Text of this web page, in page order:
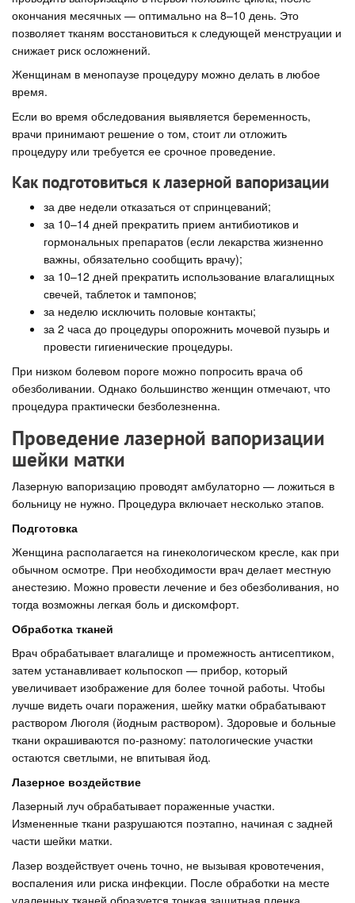
окончания месячных — оптимально на 8–10 день. Это
позволяет тканям восстановиться к следующей менструации и
снижает риск осложнений.
Женщинам в менопаузе процедуру можно делать в любое
время.
Если во время обследования выявляется беременность,
врачи принимают решение о том, стоит ли отложить
процедуру или требуется ее срочное проведение.
Как подготовиться к лазерной вапоризации
за две недели отказаться от спринцеваний;
за 10–14 дней прекратить прием антибиотиков и
гормональных препаратов (если лекарства жизненно
важны, обязательно сообщить врачу);
за 10–12 дней прекратить использование влагалищных
свечей, таблеток и тампонов;
за неделю исключить половые контакты;
за 2 часа до процедуры опорожнить мочевой пузырь и
провести гигиенические процедуры.
При низком болевом пороге можно попросить врача об
обезболивании. Однако большинство женщин отмечают, что
процедура практически безболезненна.
Проведение лазерной вапоризации
шейки матки
Лазерную вапоризацию проводят амбулаторно — ложиться в
больницу не нужно. Процедура включает несколько этапов.
Подготовка
Женщина располагается на гинекологическом кресле, как при
обычном осмотре. При необходимости врач делает местную
анестезию. Можно провести лечение и без обезболивания, но
тогда возможны легкая боль и дискомфорт.
Обработка тканей
Врач обрабатывает влагалище и промежность антисептиком,
затем устанавливает кольпоскоп — прибор, который
увеличивает изображение для более точной работы. Чтобы
лучше видеть очаги поражения, шейку матки обрабатывают
раствором Люголя (йодным раствором). Здоровые и больные
ткани окрашиваются по-разному: патологические участки
остаются светлыми, не впитывая йод.
Лазерное воздействие
Лазерный луч обрабатывает пораженные участки.
Измененные ткани разрушаются поэтапно, начиная с задней
части шейки матки.
Лазер воздействует очень точно, не вызывая кровотечения,
воспаления или риска инфекции. После обработки на месте
удаленных тканей образуется тонкая защитная пленка,